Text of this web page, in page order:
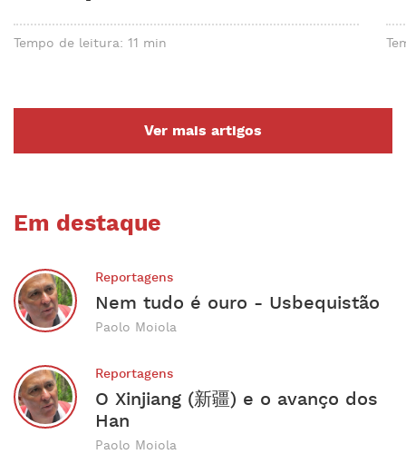
Em destaque
Reportagens
Nem tudo é ouro - Usbequistão
Paolo Moiola
Reportagens
O Xinjiang (新疆) e o avanço dos
Han
Paolo Moiola
Tempo de leitura: 11 min
Ver mais artigos